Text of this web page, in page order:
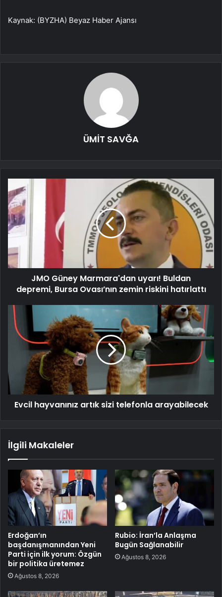
Kaynak: (BYZHA) Beyaz Haber Ajansı
ÜMİT SAVĞA
JMO Güney Marmara'dan uyarı! Buldan
depremi, Bursa Ovası’nın zemin riskini hatırlattı
Evcil hayvanınız artık sizi telefonla arayabilecek
İlgili Makaleler
Erdoğan’ın
başdanışmanından Yeni
Parti için ilk yorum: Özgün
bir politika üretemez
Ağustos 8, 2026
Rubio: İran’la Anlaşma
Bugün Sağlanabilir
Ağustos 8, 2026